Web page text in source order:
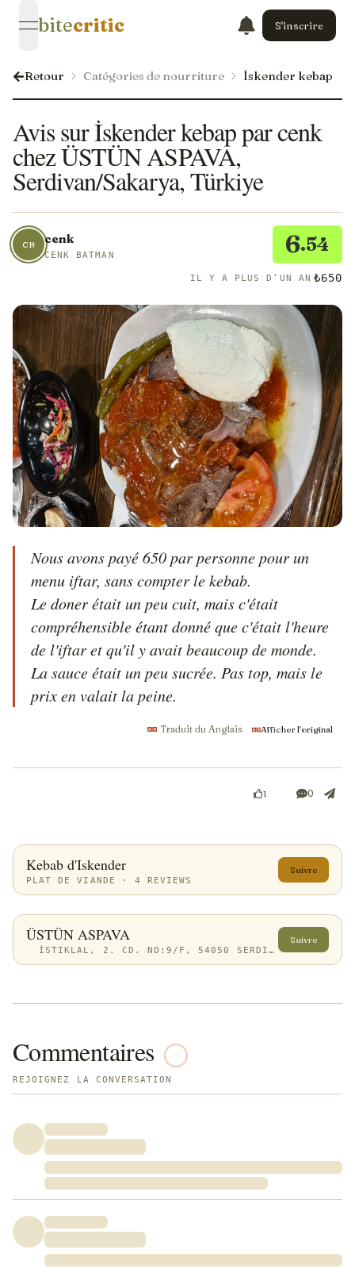
open navigation menu
bitecritic S'inscrire
Retour Catégories de nourriture İskender kebap
Avis sur İskender kebap par cenk
chez ÜSTÜN ASPAVA,
Serdivan/Sakarya, Türkiye
CB cenk
CENK BATMAN 6.54
IL Y A PLUS D’UN AN ₺650
Nous avons payé 650 par personne pour un
menu iftar, sans compter le kebab.
Le doner était un peu cuit, mais c'était
compréhensible étant donné que c'était l'heure
de l'iftar et qu'il y avait beaucoup de monde.
La sauce était un peu sucrée. Pas top, mais le
prix en valait la peine.
Traduit du Anglais Afficher l'original
1 0
Kebab d'Iskender
PLAT DE VIANDE · 4 REVIEWS
Suivre
ÜSTÜN ASPAVA
İSTIKLAL, 2. CD. NO:9/F, 54050 SERDIVAN/SAKARYA, TÜRKIYE
Suivre
Commentaires
REJOIGNEZ LA CONVERSATION